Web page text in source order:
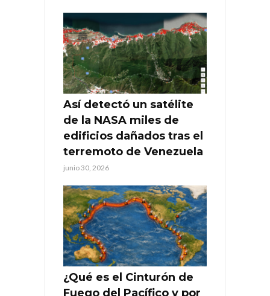
Así detectó un satélite
de la NASA miles de
edificios dañados tras el
terremoto de Venezuela
junio 30, 2026
¿Qué es el Cinturón de
Fuego del Pacífico y por